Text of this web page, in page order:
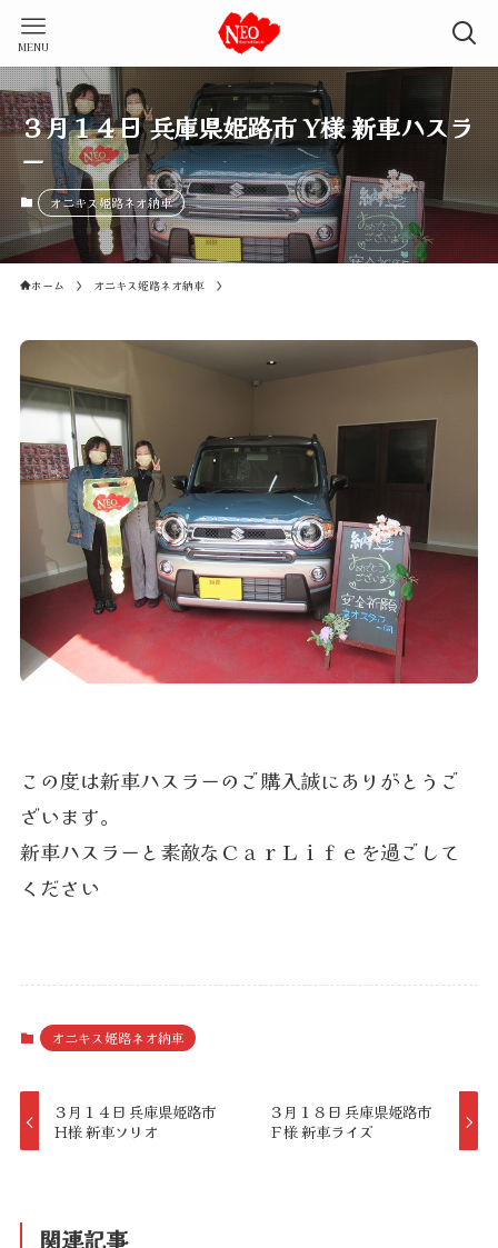
MENU
３月１４日 兵庫県姫路市 Y様 新車ハスラ
ー
オニキス姫路ネオ納車
ホーム オニキス姫路ネオ納車
この度は新車ハスラーのご購入誠にありがとうご
ざいます。
新車ハスラーと素敵なＣａｒＬｉｆｅを過ごして
ください
オニキス姫路ネオ納車
３月１４日 兵庫県姫路市
Ｈ様 新車ソリオ
３月１８日 兵庫県姫路市
Ｆ様 新車ライズ
関連記事